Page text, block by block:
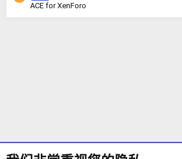
ACE for XenForo